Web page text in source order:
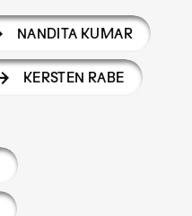
NANDITA KUMAR
KERSTEN RABE